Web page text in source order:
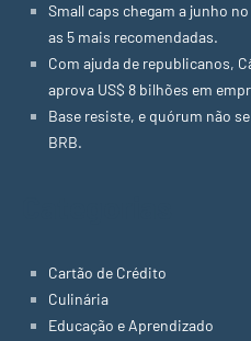
Small caps chegam a junho
as 5 mais recomendadas.
Com ajuda de republicanos,
aprova US$ 8 bilhões em
Base resiste, e quórum não
BRB.
Cartão de Crédito
Culinária
Educação e Aprendizado